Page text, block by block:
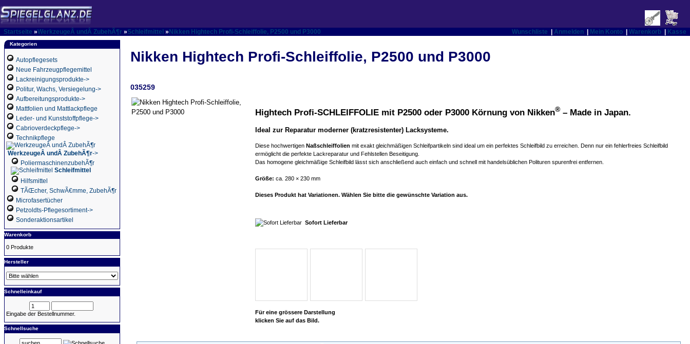
Startseite »WerkzeugeÂ undÂ ZubehÃ¶r »Schleifmittel » Nikken Hightech Profi-Schleiffolie, P2500 und P3000 Wunschliste Anmelden Mein Konto Warenkorb Kasse
Kategorien
Autopflegesets
Neue Fahrzeugpflegemittel
Lackreinigungsprodukte->
Politur, Wachs, Versiegelung->
Aufbereitungsprodukte->
Mattfolien und Mattlackpflege
Leder- und Kunststoffpflege->
Cabrioverdeckpflege->
Technikpflege
WerkzeugeÂ undÂ ZubehÃ¶r->
PoliermaschinenzubehÃ¶r
Schleifmittel
Hilfsmittel
TÃŒcher, SchwÃ€mme, ZubehÃ¶r
Microfasertücher
Petzoldts-Pflegesortiment->
Sonderaktionsartikel
Warenkorb
0 Produkte
Hersteller
Schnelleinkauf
Eingabe der Bestellnummer.
Schnellsuche
Nikken Hightech Profi-Schleiffolie, P2500 und P3000
035259
Hightech Profi-SCHLEIFFOLIE mit P2500 oder P3000 Körnung von Nikken® – Made in Japan.
Ideal zur Reparatur moderner (kratzresistenter) Lacksysteme.
Diese hochwertigen Naßschleiffolien mit exakt gleichmäßigen Schleifpartikeln sind ideal um ein perfektes Schleifbild zu erreichen. Denn nur ein fehlerfreies Schleifbild
ermöglicht die perfekte Lackreparatur und Fehlstellen Beseitigung.
Das homogene gleichmäßige Schleifbild lässt sich anschließend auch einfach und schnell mit handelsüblichen Polituren spurenfrei entfernen.
Größe: ca. 280 × 230 mm
Dieses Produkt hat Variationen. Wählen Sie bitte die gewünschte Variation aus.
Sofort Lieferbar
Für eine grössere Darstellung
klicken Sie auf das Bild.